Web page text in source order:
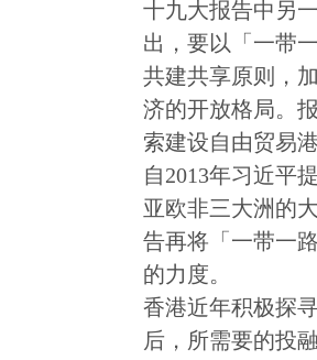
十九大报告中另
出，要以「一带
共建共享原则，
济的开放格局。
索建设自由贸易
自2013年习近平
亚欧非三大洲的
告再将「一带一
的力度。
香港近年积极探
后，所需要的投